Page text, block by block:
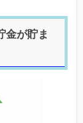
金が貯ま